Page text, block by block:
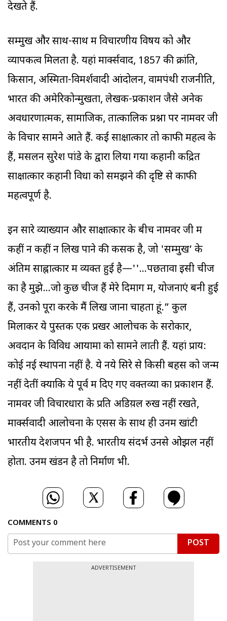
देखते हैं.
सम्मुख और साथ-साथ में विचारणीय विषय को और
व्यापकत्व मिलता है. यहां मार्क्सवाद, 1857 की क्रांति,
किसान, अस्मिता-विमर्शवादी आंदोलन, वामपंथी राजनीति,
भारत की अमेरिकोन्मुखता, लेखक-प्रकाशन जैसे अनेक
अवधारणात्मक, सामाजिक, तात्कालिक प्रश्नों पर नामवर जी
के विचार सामने आते हैं. कई साक्षात्कार तो काफी महत्व के
हैं, मसलन सुरेश पांडे के द्वारा लिया गया कहानी केंद्रित
साक्षात्कार कहानी विधा को समझने की दृष्टि से काफी
महत्वपूर्ण है.
इन सारे व्याख्यान और साक्षात्कार के बीच नामवर जी में
कहीं न कहीं न लिख पाने की कसक है, जो 'सम्मुख’ के
अंतिम साह्नात्कार में व्यक्त हुई है—''...पछतावा इसी चीज
का है मुझे...जो कुछ चीजें हैं मेरे दिमाग में, योजनाएं बनी हुई
हैं, उनको पूरा करके मैं लिख जाना चाहता हूं.” कुल
मिलाकर ये पुस्तकें एक प्रखर आलोचक के सरोकार,
अवदान के विविध आयामों को सामने लाती हैं. यहां प्राय:
कोई नई स्थापना नहीं है. ये नये सिरे से किसी बहस को जन्म
नहीं देतीं क्योंकि ये पूर्व में दिए गए वक्तव्यों का प्रकाशन हैं.
नामवर जी विचारधारा के प्रति अडिय़ल रुख नहीं रखते,
मार्क्सवादी आलोचना के एसेंस के साथ ही उनमें खांटी
भारतीय देशजपन भी है. भारतीय संदर्भ उनसे ओझल नहीं
होता. उनमें खंडन है तो निर्माण भी.
COMMENTS 0
POST
ADVERTISEMENT